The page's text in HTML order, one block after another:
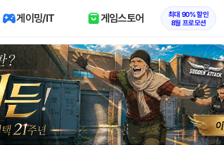
게이밍/IT 게임스토어
최대 90% 할인
8월 프로모션